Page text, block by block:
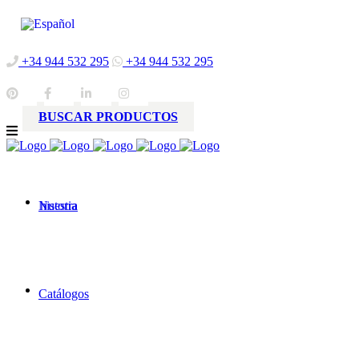
+34 944 532 295 +34 944 532 295
BUSCAR PRODUCTOS
Nuestra
historia
Catálogos